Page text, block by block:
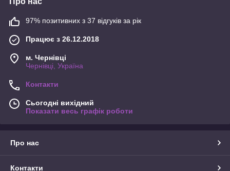
97% позитивних з 37 відгуків за рік
Працює з 26.12.2018
м. Чернівці
Чернівці, Україна
Контакти
Сьогодні вихідний
Показати весь графік роботи
Про нас
Контакти